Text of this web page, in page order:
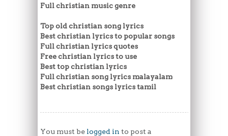
Full christian music genre
Top old christian song lyrics
Best christian lyrics to popular songs
Full christian lyrics quotes
Free christian lyrics to use
Best top christian lyrics
Full christian song lyrics malayalam
Best christian songs lyrics tamil
You must be logged in to post a